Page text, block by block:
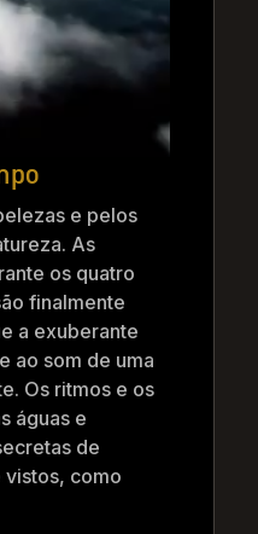
e pelos
As
os quatro
finalmente
a exuberante
ao som de uma
Os ritmos e os
águas e
de
vistos, como